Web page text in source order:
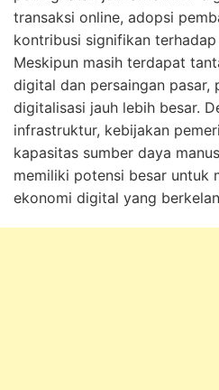
transaksi online, adopsi
kontribusi signifikan
Meskipun masih terdapat
digital dan persaingan pasar,
digitalisasi jauh lebih besar.
infrastruktur, kebijakan
kapasitas sumber daya
memiliki potensi besar untuk
ekonomi digital yang